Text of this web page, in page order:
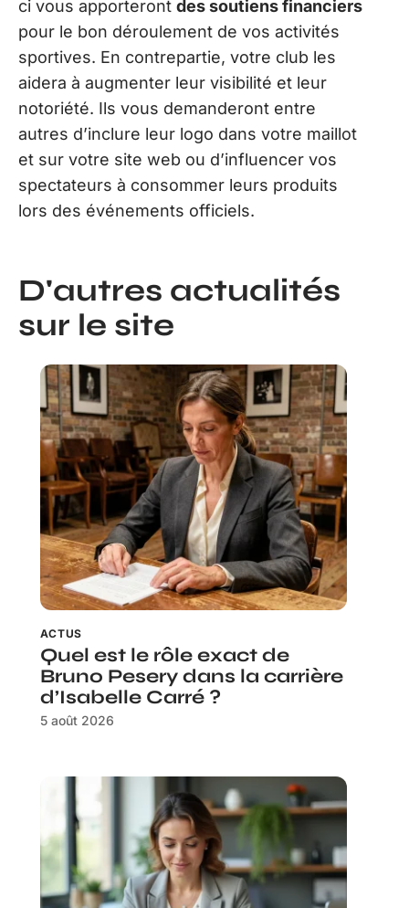
ci vous apporteront des soutiens financiers
pour le bon déroulement de vos activités
sportives. En contrepartie, votre club les
aidera à augmenter leur visibilité et leur
notoriété. Ils vous demanderont entre
autres d’inclure leur logo dans votre maillot
et sur votre site web ou d’influencer vos
spectateurs à consommer leurs produits
lors des événements officiels.
D'autres actualités
sur le site
ACTUS
Quel est le rôle exact de
Bruno Pesery dans la carrière
d’Isabelle Carré ?
5 août 2026